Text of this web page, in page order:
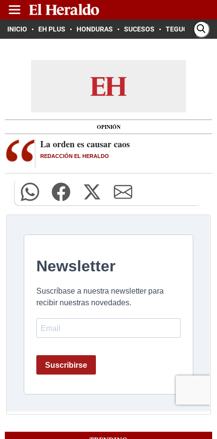
INICIO EH PLUS HONDURAS SUCESOS TEGUCIGALPA
OPINIÓN
La orden es causar caos
REDACCIÓN EL HERALDO